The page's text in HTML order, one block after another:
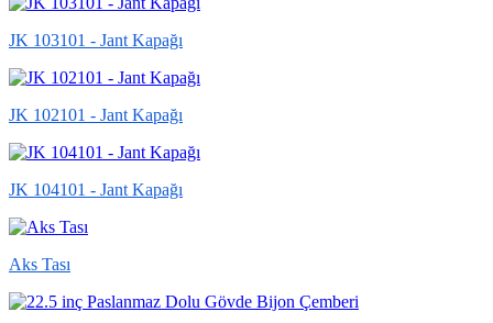
JK 103101 - Jant Kapağı
JK 102101 - Jant Kapağı
JK 104101 - Jant Kapağı
Aks Tası